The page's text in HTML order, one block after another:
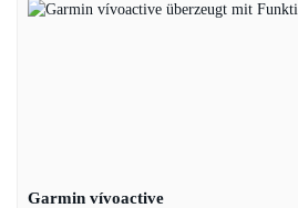
Garmin vívoactive